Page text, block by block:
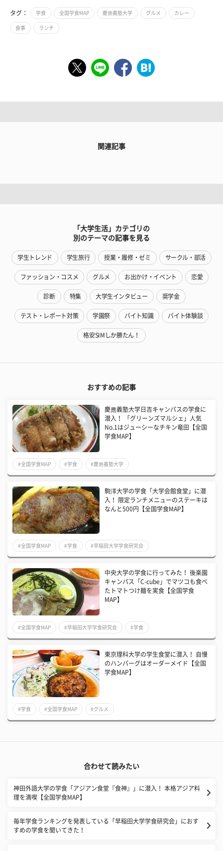
タグ： 学食 全国学食MAP 慶應義塾大学 グルメ カレー
食事 ランチ
関連記事
「大学生活」カテゴリの
別のテーマの記事を見る
学生トレンド 学生旅行 授業・履修・ゼミ サークル・部活
ファッション・コスメ グルメ お出かけ・イベント 恋愛
診断 特集 大学生インタビュー 奨学金
テスト・レポート対策 学園祭 バイト知識 バイト体験談
格安SIMしか勝たん！
おすすめの記事
慶應義塾大学日吉キャンパスの学食に
潜入！ 「グリーンズマルシェ」人気
No.1はジューシーなチキン竜田【全国
学食MAP】
#全国学食MAP #学食 #慶應義塾大学
駒澤大学の学食「大学会館食堂」に潜
入！ 限定ランチメニューのステーキは
なんと500円【全国学食MAP】
#全国学食MAP #学食 #早稲田大学学食研究会
中央大学の学食に行ってみた！ 後楽園
キャンパス「C-cube」でマツコも食べ
たトマトつけ麺を実食【全国学食
MAP】
#全国学食MAP #早稲田大学学食研究会 #学食
東京理科大学の学生食堂に潜入！ 自慢
のハンバーグはオーダーメイド【全国
学食MAP】
#学食 #全国学食MAP #グルメ
合わせて読みたい
神田外語大学の学食「アジアン食堂『食神』」に潜入！ 本格アジア料
理を満喫【全国学食MAP】
毎年学食ランキングを発表している「早稲田大学学食研究会」におす
すめの学食を聞いてきた！